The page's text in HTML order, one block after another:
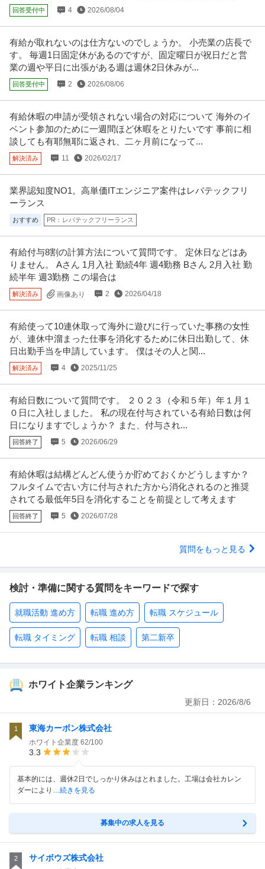
ですが、
回答受付中 4 2026/08/04
有給が取れないのは仕方ないのでしょうか。 小売業の店長で
す。 毎週1日固定休があるのですが、固定曜日が祝日だと営
業の週や平日に出張がある週は週休2日休みが...
回答受付中 2 2026/08/06
有給休暇の申請が受領されない場合の対応について 海外のイ
ベント参加のために一週間ほど休暇をとりたいです 事前に相
談しても有耶無耶に返され、二ヶ月前になって...
解決済み 11 2026/02/17
業界認知度NO1。高単価ITエンジニア案件はレバテックフリ
ーランス
おすすめ PR：レバテックフリーランス
有給付与8割の計算方法について質問です。 定休日などはあ
りません。 Aさん 1月入社 勤続4年 週4勤務 Bさん 2月入社 勤
続半年 週3勤務 この場合は
解決済み 画像あり 2 2026/04/18
有給使って10連休取って海外に遊びに行っていた事務の女性
が、連休中溜まった仕事を消化するために休日出勤して、休
日出勤手当を申請しています。 僕はその人と関...
解決済み 4 2025/11/25
有給日数について質問です。 ２０２３（令和５年）年１月１
０日に入社しました。 私の現在付与されている有給日数は何
日になりますでしょうか？ また、付与され...
回答終了 5 2026/06/29
有給休暇は結構どんどん使うか貯めておくかどうしますか？
フルタイムで古い方に付与された方から消化されるのと推奨
されてる最低年5日を消化することを前提として考えます
回答終了 5 2026/07/28
質問をもっと見る
検討・準備に関する質問をキーワードで探す
就職活動 進め方 転職 進め方 転職 スケジュール
転職 タイミング 転職 相談 第二新卒
ホワイト企業ランキング
更新日： 2026/8/6
1 東海カーボン株式会社
ホワイト企業度 62/100
3.3
基本的には、週休2日でしっかり休みはとれました。工場は会社カレン
ダーにより …続きを見る
募集中の求人を見る
2 サイボウズ株式会社